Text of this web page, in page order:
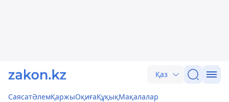
Қаз
СаясатӘлемҚаржыОқиғаҚұқықМақалалар